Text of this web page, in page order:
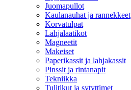
Juomapullot
Kaulanauhat ja rannekkeet
Korvatulpat
Lahjalaatikot
Magneetit
Makeiset
Paperikassit ja lahjakassit
Pinssit ja rintanapit
Tekniikka
Tulitikut ja sytyttimet